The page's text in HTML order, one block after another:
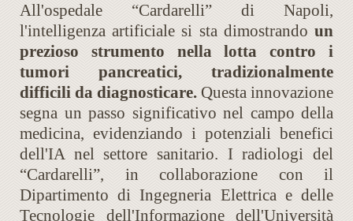
All'ospedale “Cardarelli” di Napoli,
l'intelligenza artificiale si sta dimostrando un
prezioso strumento nella lotta contro i
tumori pancreatici, tradizionalmente
difficili da diagnosticare. Questa innovazione
segna un passo significativo nel campo della
medicina, evidenziando i potenziali benefici
dell'IA nel settore sanitario. I radiologi del
“Cardarelli”, in collaborazione con il
Dipartimento di Ingegneria Elettrica e delle
Tecnologie dell'Informazione dell'Università